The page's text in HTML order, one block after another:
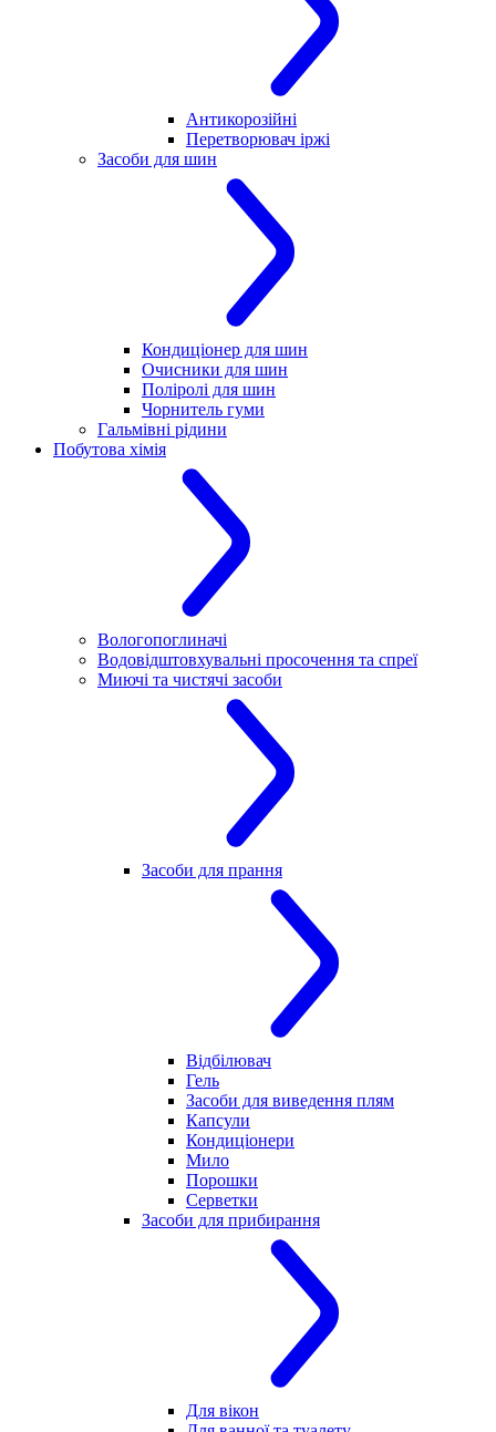
Антикорозійні
Перетворювач іржі
Засоби для шин
Кондиціонер для шин
Очисники для шин
Поліролі для шин
Чорнитель гуми
Гальмівні рідини
Побутова хімія
Вологопоглиначі
Водовідштовхувальні просочення та спреї
Миючі та чистячі засоби
Засоби для прання
Відбілювач
Гель
Засоби для виведення плям
Капсули
Кондиціонери
Мило
Порошки
Серветки
Засоби для прибирання
Для вікон